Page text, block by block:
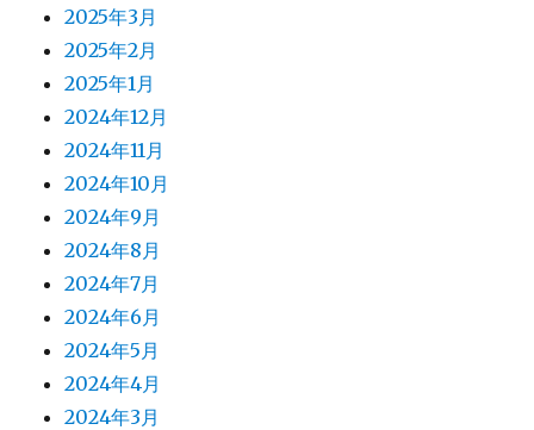
2025年3月
2025年2月
2025年1月
2024年12月
2024年11月
2024年10月
2024年9月
2024年8月
2024年7月
2024年6月
2024年5月
2024年4月
2024年3月